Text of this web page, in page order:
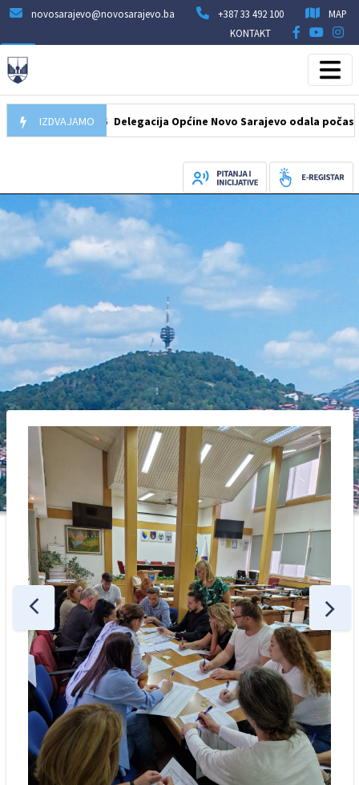
novosarajevo@novosarajevo.ba +387 33 492 100
MAP
KONTAKT
IZDVAJAMO
07.08.2026 Delegacija Općine Novo Sarajevo odala počast